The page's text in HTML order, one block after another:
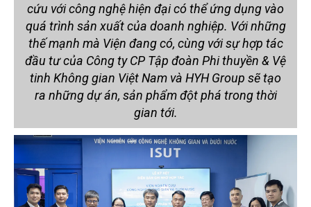
cứu với công nghệ hiện đại có thể ứng dụng vào
quá trình sản xuất của doanh nghiệp. Với những
thế mạnh mà Viện đang có, cùng với sự hợp tác
đầu tư của Công ty CP Tập đoàn Phi thuyền & Vệ
tinh Không gian Việt Nam và HYH Group sẽ tạo
ra những dự án, sản phẩm đột phá trong thời
gian tới.